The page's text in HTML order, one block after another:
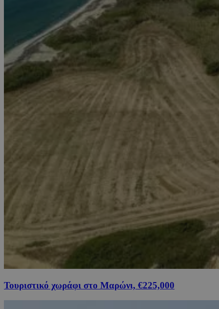
Τουριστικό χωράφι στο Μαρώνι, €225,000